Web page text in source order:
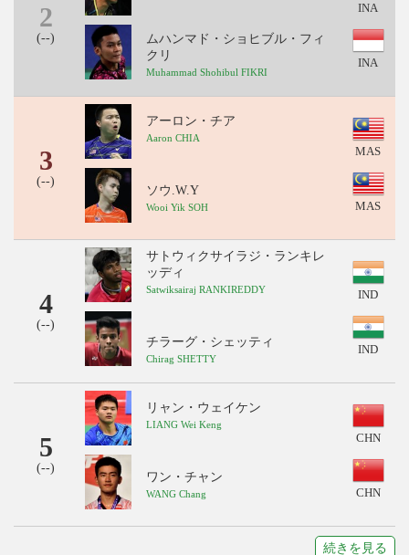
2
(--)
ムハンマド・ショヒブル・フィ
クリ
Muhammad Shohibul FIKRI
INA
INA
3
(--)
アーロン・チア
Aaron CHIA
ソウ.W.Y
Wooi Yik SOH
MAS
MAS
4
(--)
サトウィクサイラジ・ランキレ
ッディ
Satwiksairaj RANKIREDDY
チラーグ・シェッティ
Chirag SHETTY
IND
IND
5
(--)
リャン・ウェイケン
LIANG Wei Keng
ワン・チャン
WANG Chang
CHN
CHN
続きを見る